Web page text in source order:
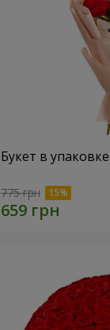
Букет в
775 грн